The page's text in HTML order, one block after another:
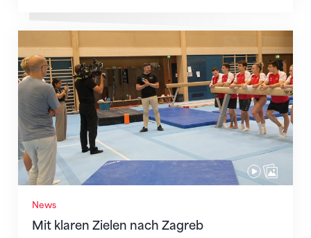
News
Mit klaren Zielen nach Zagreb
Mit klaren Zielen nach Zagreb